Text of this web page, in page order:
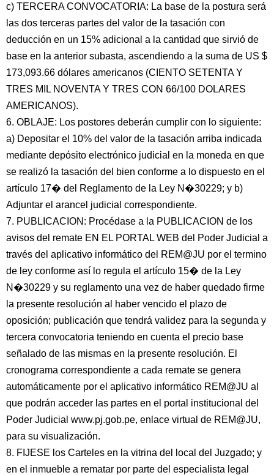
c) TERCERA CONVOCATORIA: La base de la postura será
las dos terceras partes del valor de la tasación con
deducción en un 15% adicional a la cantidad que sirvió de
base en la anterior subasta, ascendiendo a la suma de US $
173,093.66 dólares americanos (CIENTO SETENTA Y
TRES MIL NOVENTA Y TRES CON 66/100 DOLARES
AMERICANOS).
6. OBLAJE: Los postores deberán cumplir con lo siguiente:
a) Depositar el 10% del valor de la tasación arriba indicada
mediante depósito electrónico judicial en la moneda en que
se realizó la tasación del bien conforme a lo dispuesto en el
artículo 17� del Reglamento de la Ley N�30229; y b)
Adjuntar el arancel judicial correspondiente.
7. PUBLICACION: Procédase a la PUBLICACION de los
avisos del remate EN EL PORTAL WEB del Poder Judicial a
través del aplicativo informático del REM@JU por el termino
de ley conforme así lo regula el artículo 15� de la Ley
N�30229 y su reglamento una vez de haber quedado firme
la presente resolución al haber vencido el plazo de
oposición; publicación que tendrá validez para la segunda y
tercera convocatoria teniendo en cuenta el precio base
señalado de las mismas en la presente resolución. El
cronograma correspondiente a cada remate se genera
automáticamente por el aplicativo informático REM@JU al
que podrán acceder las partes en el portal institucional del
Poder Judicial www.pj.gob.pe, enlace virtual de REM@JU,
para su visualización.
8. FIJESE los Carteles en la vitrina del local del Juzgado; y
en el inmueble a rematar por parte del especialista legal